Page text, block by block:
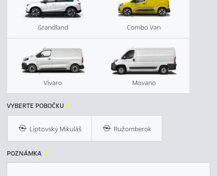
Grandland Combo Van
Vivaro Movano
VYBERTE POBOČKU 
Liptovský Mikuláš Ružomberok
POZNÁMKA 